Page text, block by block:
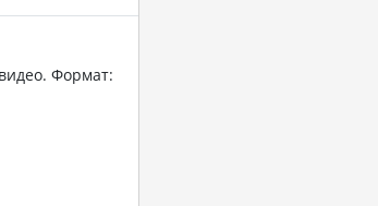
Формат: